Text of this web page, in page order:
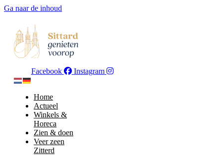
Ga naar de inhoud
Facebook Instagram
Home
Actueel
Winkels &
Horeca
Zien & doen
Veer zeen
Zitterd